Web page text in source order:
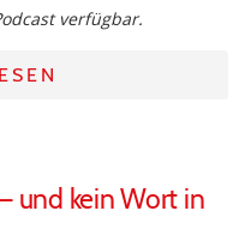
verfügbar.
und kein Wort in